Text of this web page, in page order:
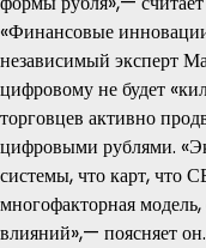
«Финансовые
независимый эксперт
цифровому не будет
торговцев активно
цифровыми рублями.
системы, что карт, что
многофакторная
влияний»,— поясняет он.